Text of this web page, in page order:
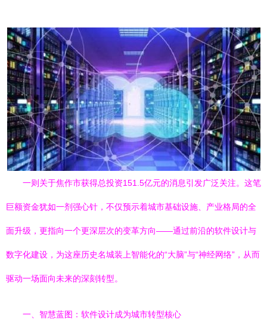
一则关于焦作市获得总投资151.5亿元的消息引发广泛关注。这笔
巨额资金犹如一剂强心针，不仅预示着城市基础设施、产业格局的全
面升级，更指向一个更深层次的变革方向——通过前沿的软件设计与
数字化建设，为这座历史名城装上智能化的“大脑”与“神经网络”，从而
驱动一场面向未来的深刻转型。
一、智慧蓝图：软件设计成为城市转型核心